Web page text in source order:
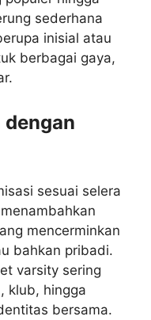
sederhana
inisial atau
berbagai gaya,
dengan
sesuai selera
mencerminkan
bahkan pribadi.
varsity sering
klub, hingga
bersama.